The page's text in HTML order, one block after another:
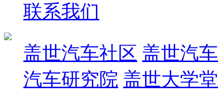
联系我们
盖世汽车社区 盖世汽
汽车研究院 盖世大学堂